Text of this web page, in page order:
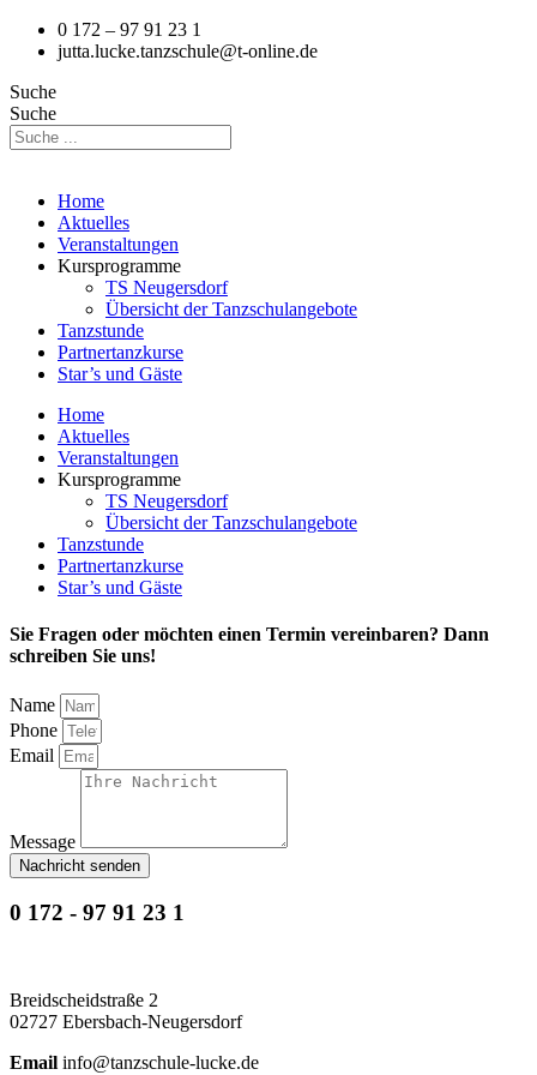
0 172 – 97 91 23 1
jutta.lucke.tanzschule@t-online.de
Suche
Suche
Home
Aktuelles
Veranstaltungen
Kursprogramme
TS Neugersdorf
Übersicht der Tanzschulangebote
Tanzstunde
Partnertanzkurse
Star’s und Gäste
Home
Aktuelles
Veranstaltungen
Kursprogramme
TS Neugersdorf
Übersicht der Tanzschulangebote
Tanzstunde
Partnertanzkurse
Star’s und Gäste
Sie Fragen oder möchten einen Termin vereinbaren? Dann
schreiben Sie uns!
Name
Phone
Email
Message
Nachricht senden
0 172 - 97 91 23 1
Breidscheidstraße 2
02727 Ebersbach-Neugersdorf
Email info@tanzschule-lucke.de